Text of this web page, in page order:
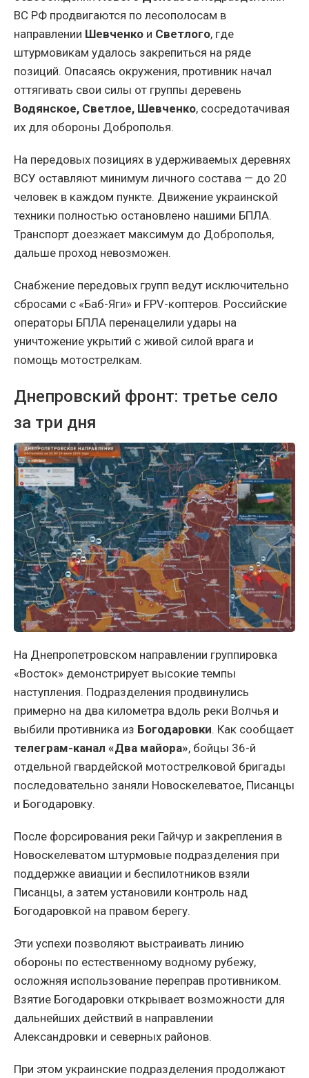
ВС РФ продвигаются по лесополосам в
направлении Шевченко и Светлого, где
штурмовикам удалось закрепиться на ряде
позиций. Опасаясь окружения, противник начал
оттягивать свои силы от группы деревень
Водянское, Светлое, Шевченко, сосредотачивая
их для обороны Доброполья.
На передовых позициях в удерживаемых деревнях
ВСУ оставляют минимум личного состава — до 20
человек в каждом пункте. Движение украинской
техники полностью остановлено нашими БПЛА.
Транспорт доезжает максимум до Доброполья,
дальше проход невозможен.
Снабжение передовых групп ведут исключительно
сбросами с «Баб-Яги» и FPV-коптеров. Российские
операторы БПЛА перенацелили удары на
уничтожение укрытий с живой силой врага и
помощь мотострелкам.
Днепровский фронт: третье село
за три дня
На Днепропетровском направлении группировка
«Восток» демонстрирует высокие темпы
наступления. Подразделения продвинулись
примерно на два километра вдоль реки Волчья и
выбили противника из Богодаровки. Как сообщает
телеграм-канал «Два майора», бойцы 36-й
отдельной гвардейской мотострелковой бригады
последовательно заняли Новоскелеватое, Писанцы
и Богодаровку.
После форсирования реки Гайчур и закрепления в
Новоскелеватом штурмовые подразделения при
поддержке авиации и беспилотников взяли
Писанцы, а затем установили контроль над
Богодаровкой на правом берегу.
Эти успехи позволяют выстраивать линию
обороны по естественному водному рубежу,
осложняя использование переправ противником.
Взятие Богодаровки открывает возможности для
дальнейших действий в направлении
Александровки и северных районов.
При этом украинские подразделения продолжают